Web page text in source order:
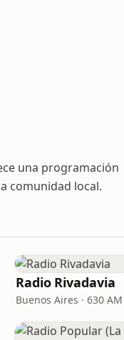
una programación
comunidad local.
Radio Rivadavia
Buenos Aires · 630 AM